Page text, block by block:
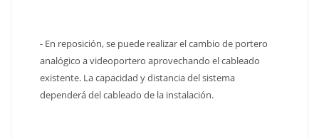
- En reposición, se puede realizar el cambio de portero
analógico a videoportero aprovechando el cableado
existente. La capacidad y distancia del sistema
dependerá del cableado de la instalación.